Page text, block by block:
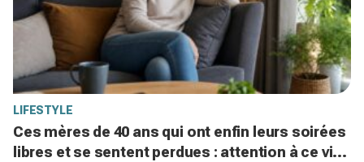
LIFESTYLE
Ces mères de 40 ans qui ont enfin leurs soirées
libres et se sentent perdues : attention à ce vide